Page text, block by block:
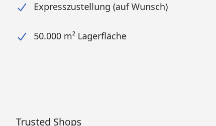
Expresszustellung (auf Wunsch)
50.000 m² Lagerfläche
Trusted Shops